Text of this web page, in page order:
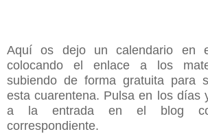
Aquí os dejo un calendario
colocando el enlace a los
subiendo de forma gratuita para
esta cuarentena. Pulsa en los días
a la entrada en el blog
correspondiente.